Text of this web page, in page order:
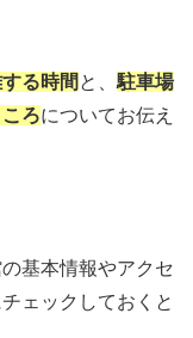
る時間 と、 駐車場
ろについてお伝え
基本情報やアクセ
ェックしておくと